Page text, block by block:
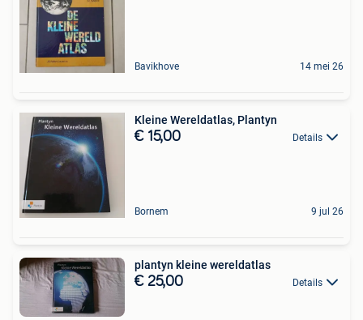
Bavikhove 14 mei 26
Kleine Wereldatlas, Plantyn
€ 15,00 Details
Bornem 9 jul 26
plantyn kleine wereldatlas
€ 25,00 Details